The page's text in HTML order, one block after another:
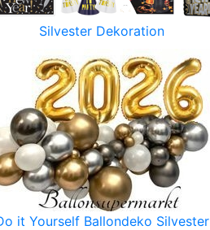
Silvester Dekoration
it Yourself Ballondeko Silvester